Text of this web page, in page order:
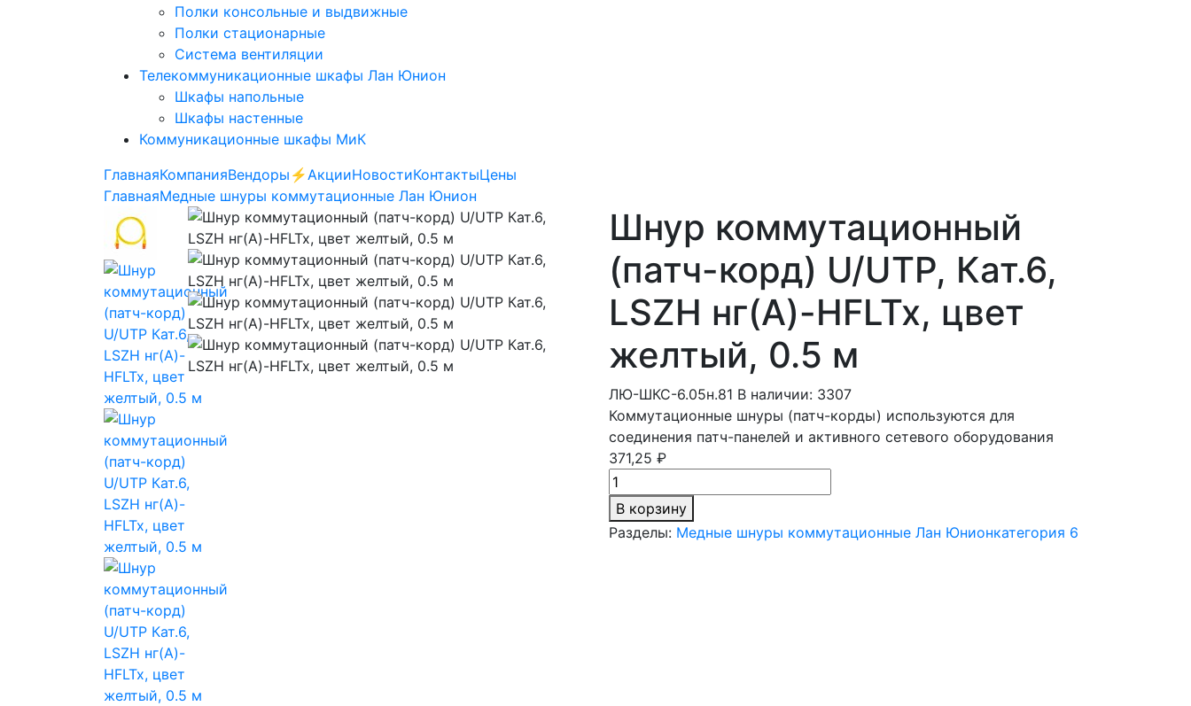
Полки консольные и выдвижные
Полки стационарные
Система вентиляции
Телекоммуникационные шкафы Лан Юнион
Шкафы напольные
Шкафы настенные
Коммуникационные шкафы МиК
ГлавнаяКомпанияВендоры ⚡️АкцииНовостиКонтактыЦены
ГлавнаяМедные шнуры коммутационные Лан Юнион
Шнур коммутационный
(патч-корд) U/UTP, Кат.6,
LSZH нг(A)-HFLTx, цвет
желтый, 0.5 м
ЛЮ-ШКС-6.05н.81 В наличии: 3307
Коммутационные шнуры (патч-корды) используются для
соединения патч-панелей и активного сетевого оборудования
371,25 ₽
В корзину
Разделы: Медные шнуры коммутационные Лан Юнионкатегория 6